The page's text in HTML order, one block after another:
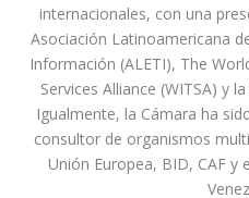
internacionales, con una
Asociación Latinoamericana
Información (ALETI), The
Services Alliance (WITSA) y
Igualmente, la Cámara ha
consultor de organismos
Unión Europea, BID, CAF y